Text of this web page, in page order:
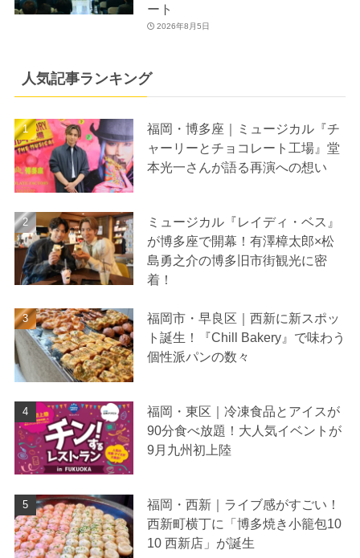
ート
2026年8月5日
人気記事ランキング
福岡・博多座｜ミュージカル『チ
ャーリーとチョコレート工場』堂
本光一さんが語る再演への想い
ミュージカル『レイディ・ベス』
が博多座で開幕！有澤樟太郎×松
島勇之介の博多旧市街観光に密
着！
福岡市・早良区｜西新に新スポッ
ト誕生！『Chill Bakery』で味わう
個性派パンの数々
福岡・東区｜冷凍食品とアイスが
90分食べ放題！大人気イベントが
9月九州初上陸
福岡・西新｜ライブ感がすごい！
西新町横丁に「博多焼き小籠包10
10 西新店」が誕生